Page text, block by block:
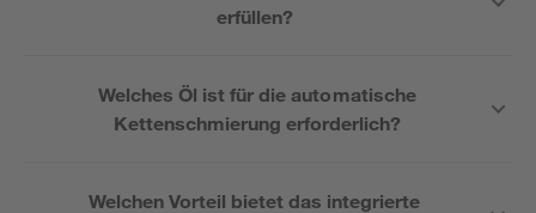
erfüllen?
Welches Öl ist für die automatische
Kettenschmierung erforderlich?
Welchen Vorteil bietet das integrierte